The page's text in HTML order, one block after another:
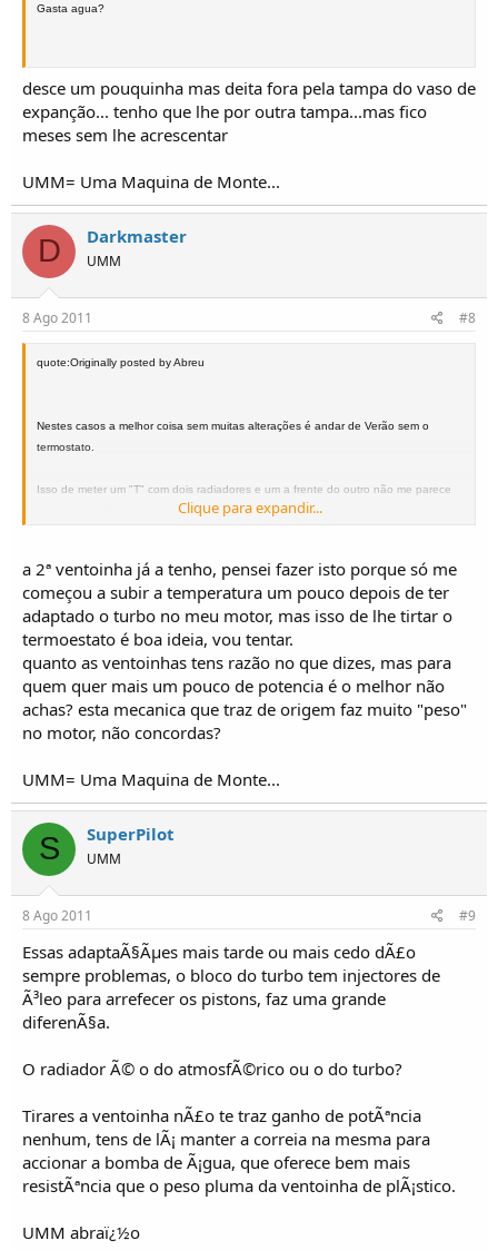
Gasta agua?
desce um pouquinha mas deita fora pela tampa do vaso de
expanção... tenho que lhe por outra tampa...mas fico
meses sem lhe acrescentar
UMM= Uma Maquina de Monte...
D Darkmaster
UMM
8 Ago 2011 #8
quote:Originally posted by Abreu
Nestes casos a melhor coisa sem muitas alterações é andar de Verão sem o
termostato.
Isso de meter um "T" com dois radiadores e um a frente do outro não me parece
grande solução, repara, vais repartir o fluxo e adicionar mais perdas de cargas ao
Eu sou um defensor da ventoinha mecânica, dou sempre o exemplo de vários
tractores agrícolas que conheço com ventoinha mecânica e andam todo o dia a
lavrar sem aquecer. A vantagem desta é que está sempre a trabalhar e com a
mesma rotação do motor, se o circuito estiver em boas condições e bem
dimensionado, tem que arrefecer...
O que podes fazer em complemento da ventoinha mecânica é adaptar uma
ventoinha eléctrica na frente do radiador, arranjar uma por exemplo de uma
ventoinha vai disparar manualmente ou só nos picos de aquecimento.
cUMMprimentos;
Clique para expandir...
a 2ª ventoinha já a tenho, pensei fazer isto porque só me
começou a subir a temperatura um pouco depois de ter
adaptado o turbo no meu motor, mas isso de lhe tirtar o
termoestato é boa ideia, vou tentar.
quanto as ventoinhas tens razão no que dizes, mas para
quem quer mais um pouco de potencia é o melhor não
achas? esta mecanica que traz de origem faz muito "peso"
no motor, não concordas?
UMM= Uma Maquina de Monte...
S SuperPilot
UMM
8 Ago 2011 #9
Essas adaptaÃ§Ãµes mais tarde ou mais cedo dÃ£o
sempre problemas, o bloco do turbo tem injectores de
Ã³leo para arrefecer os pistons, faz uma grande
diferenÃ§a.
O radiador Ã© o do atmosfÃ©rico ou o do turbo?
Tirares a ventoinha nÃ£o te traz ganho de potÃªncia
nenhum, tens de lÃ¡ manter a correia na mesma para
accionar a bomba de Ã¡gua, que oferece bem mais
resistÃªncia que o peso pluma da ventoinha de plÃ¡stico.
UMM abraï¿½o